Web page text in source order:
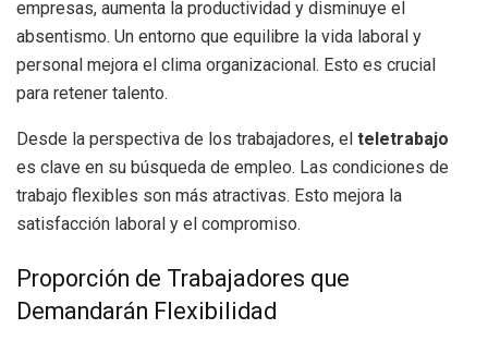
empresas, aumenta la productividad y disminuye el
absentismo. Un entorno que equilibre la vida laboral y
personal mejora el clima organizacional. Esto es crucial
para retener talento.
Desde la perspectiva de los trabajadores, el teletrabajo
es clave en su búsqueda de empleo. Las condiciones de
trabajo flexibles son más atractivas. Esto mejora la
satisfacción laboral y el compromiso.
Proporción de Trabajadores que
Demandarán Flexibilidad